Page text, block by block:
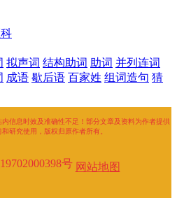
拟声词 结构助词 助词 并列连词
成语 歇后语 百家姓 组词造句 猜
信息时效及准确性不足！部分文章及资料为作者提供
研究使用，版权归原作者所有。
号 网站地图